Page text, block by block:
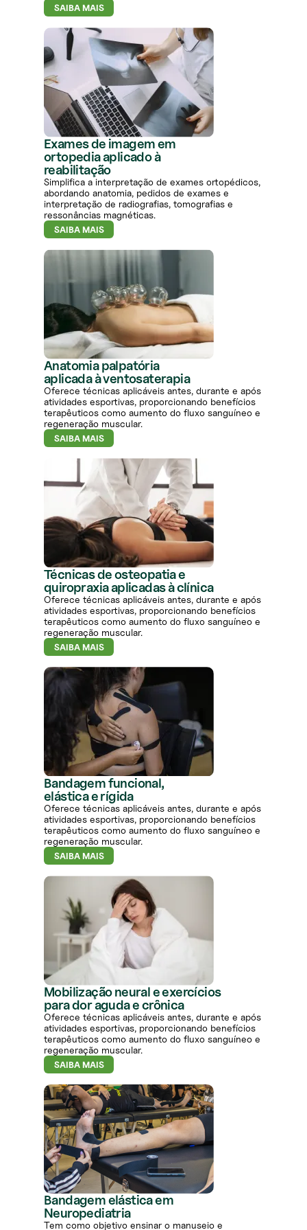
SAIBA MAIS
Exames de imagem em
ortopedia aplicado à
reabilitação
Simplifica a interpretação de exames ortopédicos,
abordando anatomia, pedidos de exames e
interpretação de radiografias, tomografias e
ressonâncias magnéticas.
SAIBA MAIS
Anatomia palpatória
aplicada à ventosaterapia
Oferece técnicas aplicáveis antes, durante e após
atividades esportivas, proporcionando benefícios
terapêuticos como aumento do fluxo sanguíneo e
regeneração muscular.
SAIBA MAIS
Técnicas de osteopatia e
quiropraxia aplicadas à clínica
Oferece técnicas aplicáveis antes, durante e após
atividades esportivas, proporcionando benefícios
terapêuticos como aumento do fluxo sanguíneo e
regeneração muscular.
SAIBA MAIS
Bandagem funcional,
elástica e rígida
Oferece técnicas aplicáveis antes, durante e após
atividades esportivas, proporcionando benefícios
terapêuticos como aumento do fluxo sanguíneo e
regeneração muscular.
SAIBA MAIS
Mobilização neural e exercícios
para dor aguda e crônica
Oferece técnicas aplicáveis antes, durante e após
atividades esportivas, proporcionando benefícios
terapêuticos como aumento do fluxo sanguíneo e
regeneração muscular.
SAIBA MAIS
Bandagem elástica em
Neuropediatria
Tem como objetivo ensinar o manuseio e